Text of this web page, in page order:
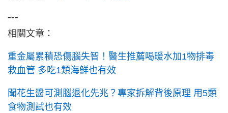
---
相關文章：
重金屬累積恐傷腦失智！醫生推薦喝暖水加1物排毒
救血管 多吃1類海鮮也有效
聞花生醬可測腦退化先兆？專家拆解背後原理 用5類
食物測試也有效